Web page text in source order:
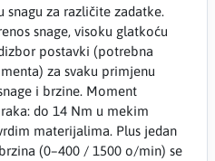
za različite zadatke.
snage, visoku glatkoću
postavki (potrebna
za svaku primjenu
i brzine. Moment
do 14 Nm u mekim
materijalima. Plus jedan
(0–400 / 1500 o/min) se